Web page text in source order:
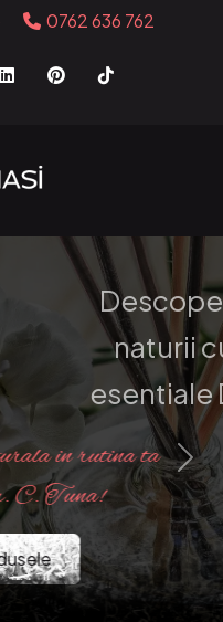
0762 636 762
puterea
Tuna!
in rutina ta
Tuna!